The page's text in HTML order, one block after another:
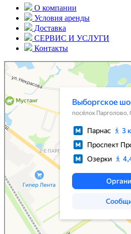
О компании
Условия аренды
Доставка
СЕРВИС И УСЛУГИ
Контакты